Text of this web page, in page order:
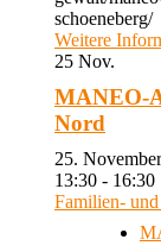
schoeneberg/
Weitere
25 Nov.
MANEO-
Nord
25.
13:30 - 16:30
Familien-